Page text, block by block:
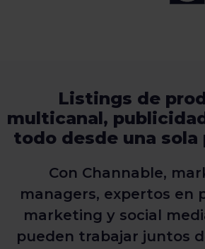
Listings de
multicanal,
todo desde una
Con Channable,
managers, expertos en
marketing y social
pueden trabajar juntos